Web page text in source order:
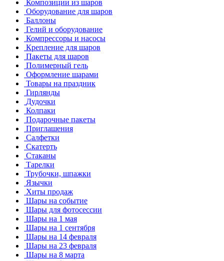
Композиции из шаров
Оборудование для шаров
Баллоны
Гелий и оборудование
Компрессоры и насосы
Крепление для шаров
Пакеты для шаров
Полимерный гель
Оформление шарами
Товары на праздник
Гирлянды
Дудочки
Колпаки
Подарочные пакеты
Приглашения
Салфетки
Скатерть
Стаканы
Тарелки
Трубочки, шпажки
Язычки
Хиты продаж
Шары на событие
Шары для фотосессии
Шары на 1 мая
Шары на 1 сентября
Шары на 14 февраля
Шары на 23 февраля
Шары на 8 марта